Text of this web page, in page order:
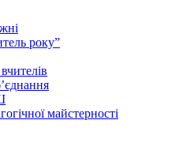
року”
майстерності